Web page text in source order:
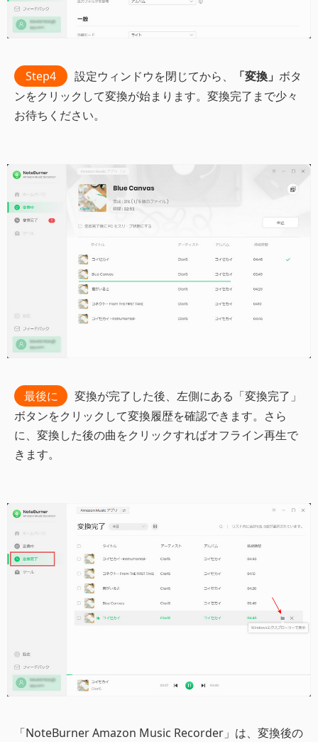
Step4 設定ウィンドウを閉じてから、 「変換」 ボタ
ンをクリックして変換が始まります。変換完了まで少々
お待ちください。
最後に
変換が完了した後、左側にある「変換完了」
ボタンをクリックして変換履歴を確認できます。さら
に、変換した後の曲をクリックすればオフライン再生で
きます。
「NoteBurner Amazon Music Recorder」は、変換後の